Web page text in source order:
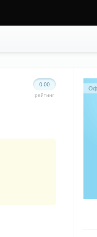
0.00
рейтинг